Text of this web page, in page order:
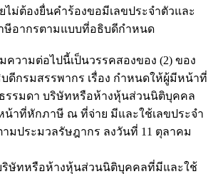
ไม่ต้องยื่นคำร้องขอมีเลขประจำตัวและ
ษีอากรตามแบบที่อธิบดีกำหนด
ความต่อไปนี้เป็นวรรคสองของ (2) ของ
ดีกรมสรรพากร เรื่อง กำหนดให้ผู้มีหน้าที่
รรมดา บริษัทหรือห้างหุ้นส่วนนิติบุคคล
น้าที่หักภาษี ณ ที่จ่าย มีและใช้เลขประจำ
มประมวลรัษฎากร ลงวันที่ 11 ตุลาคม
ห้างหุ้นส่วนนิติบุคคลที่มีและใช้